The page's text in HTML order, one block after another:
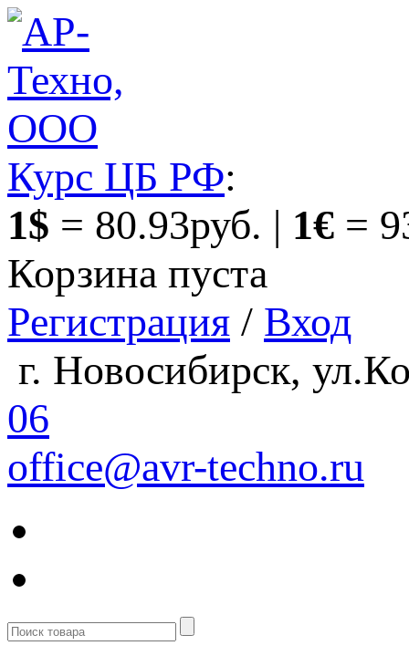
Курс ЦБ РФ:
1$ = 80.93руб. | 1€ =
Корзина пуста
Регистрация / Вход
г. Новосибирск,
06
office@avr-techno.ru